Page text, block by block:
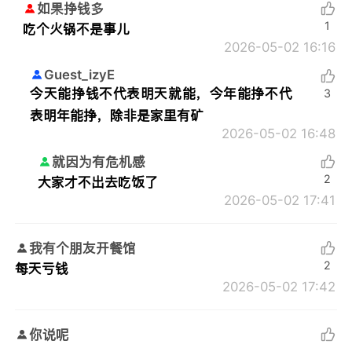
如果挣钱多
吃个火锅不是事儿
2026-05-02 16:16
1
Guest_izyE
今天能挣钱不代表明天就能，今年能挣不代
表明年能挣，除非是家里有矿
2026-05-02 16:48
3
就因为有危机感
大家才不出去吃饭了
2026-05-02 17:41
2
我有个朋友开餐馆
每天亏钱
2026-05-02 17:42
2
你说呢